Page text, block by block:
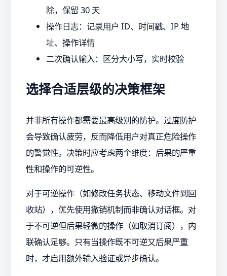
除，保留 30 天
操作日志：记录用户 ID、时间戳、IP 地
址、操作详情
二次确认输入：区分大小写，实时校验
选择合适层级的决策框架
并非所有操作都需要最高级别的防护。过度防护
会导致确认疲劳，反而降低用户对真正危险操作
的警觉性。决策时应考虑两个维度：后果的严重
性和操作的可逆性。
对于可逆操作（如修改任务状态、移动文件到回
收站），优先使用撤销机制而非确认对话框。对
于不可逆但后果轻微的操作（如取消订阅），内
联确认足够。只有当操作既不可逆又后果严重
时，才启用额外输入验证或异步确认。